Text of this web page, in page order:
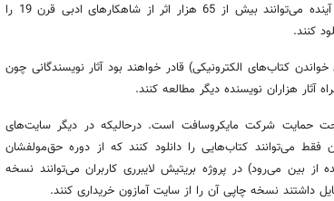
به گزارش خبرآنلاین کابران اینترنتی از بهار سال آینده می‌توانند بیش از 65 هزار اثر از شاهکارهای ادبی قرن 19 را
کنند.
کتاب‌های الکترونیکی) قادر خواهند بود آثار نویسندگانی چون
تحت حمایت شرکت مایکروسافت است. درحالیکه در دیگر سایت‌های
فقط می‌توانند کتاب‌هایی را دانلود کنند که از دوره حق‌مولفشان
نویسنده از بین می‌رود) در پروژه بریتیش لایبرری کاربران می‌توانند نسخه
داشتند نسخه چاپی آن را از سایت آمازون خریداری کنند.